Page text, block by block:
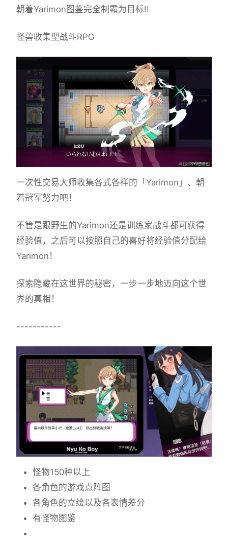
朝着Yarimon图鉴完全制霸为目标!!
怪兽收集型战斗RPG
一次性交易大师收集各式各样的「Yarimon」、朝
着冠军努力吧！
不管是跟野生的Yarimon还是训练家战斗都可获得
经验值，之后可以按照自己的喜好将经验值分配给
Yarimon！
探索隐藏在这世界的秘密，一步一步地迈向这个世
界的真相！
-----------
怪物150种以上
各角色的游戏点阵图
各角色的立绘以及各表情差分
有怪物图鉴